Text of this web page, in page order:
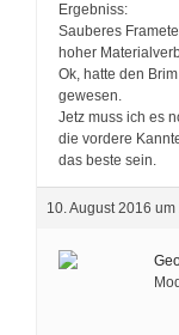
Ergebniss:
Sauberes
hoher
Ok, hatte den
gewesen.
Jetz muss ich es
die vordere
das beste sein.
10. August 2016